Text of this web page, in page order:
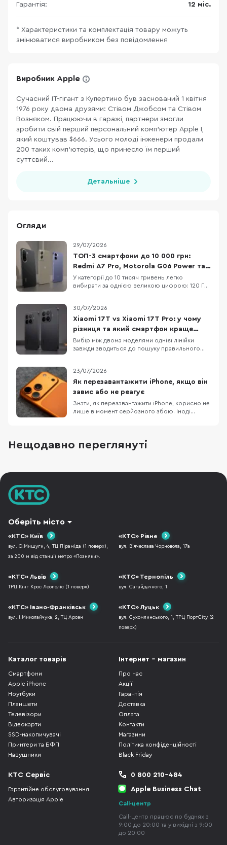
Гарантія: 12 міс.
* Характеристики та комплектація товару можуть
змінюватися виробником без повідомлення
Виробник Apple
Сучасний ІТ-гігант з Купертино був заснований 1 квітня
1976 року двома друзями: Стівом Джобсом та Стівом
Возняком. Працюючи в гаражі, партнери змогли
зробити свій перший персональний комп’ютер Apple I,
який коштував $666. Усього молоді інженери продали
200 таких комп’ютерів, що принесло їм перший
суттєвий...
Детальніше
Огляди
29/07/2026
ТОП-3 смартфони до 10 000 грн:
Redmi A7 Pro, Motorola G06 Power та
OPPO A6x
У категорії до 10 тисяч гривень легко
вибирати за однією великою цифрою: 120 Гц,
повністю. Великий акумулятор додає ваги, 120
Гц не роблять HD+ екран чітким, а віртуальна
RAM не замінює фізичну. Порівняємо три
доступні мод
30/07/2026
Xiaomi 17T vs Xiaomi 17T Pro: у чому
різниця та який смартфон краще
обрати
Вибір між двома моделями однієї лінійки
завжди зводиться до пошуку правильного
Xiaomi 17T Pro демонструє два зовсім різні
підходи до ергономіки та пікових
можливостей, хоча візуально ці пристрої
поділяють спільну ф
23/07/2026
Як перезавантажити iPhone, якщо він
завис або не реагує
Знати, як перезавантажити iPhone, корисно не
лише в момент серйозного збою. Іноді
некоректно працює або повернути системі
нормальну роботу. Apple прямо рекомендує
Нещодавно переглянуті
Оберіть місто
«КТС» Київ
вул. О.Мишуги, 4, ТЦ Піраміда (1 поверх),
за 200 м від станції метро «Позняки».
«КТС» Рівне
вул. В`ячеслава Чорновола, 17а
«КТС» Львів
ТРЦ Кінг Крос Леополіс (1 поверх)
«КТС» Тернопіль
вул. Сагайдачного, 1
«КТС» Івано-Франківськ
вул. І.Миколайчука, 2, ТЦ Арсен
«КТС» Луцьк
вул. Сухомлинського, 1, ТРЦ ПортCity (2
поверх)
Каталог товарів
Смартфони
Apple iPhone
Ноутбуки
Планшети
Телевізори
Відеокарти
SSD-накопичувачі
Принтери та БФП
Навушники
Інтернет - магазин
Про нас
Акції
Гарантія
Доставка
Оплата
Контакти
Магазини
Політика конфіденційності
Black Friday
КТС Сервіс
Гарантійне обслуговування
Авторизація Apple
0 800 210-484
Apple Business Chat
Call-центр
Call-центр працює по буднях з
9:00 до 20:00 та у вихідні з 9:00
до 20:00